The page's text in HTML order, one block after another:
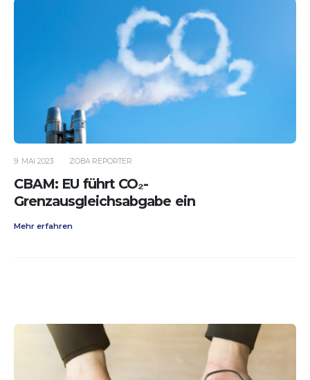
9. MAI 2023 ZOBA REPORTER
CBAM: EU führt CO₂-
Grenzausgleichsabgabe ein
Mehr erfahren